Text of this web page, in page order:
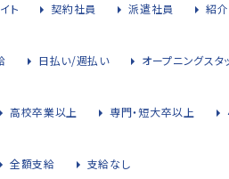
ト
契約社員 派遣社員 紹
日払い/週払い オープニングスタ
高校卒業以上 専門・短大卒以上
全額支給 支給なし